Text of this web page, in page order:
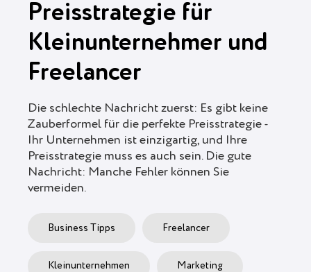
Preisstrategie für
Kleinunternehmer und
Freelancer
Die schlechte Nachricht zuerst: Es gibt keine
Zauberformel für die perfekte Preisstrategie -
Ihr Unternehmen ist einzigartig, und Ihre
Preisstrategie muss es auch sein. Die gute
Nachricht: Manche Fehler können Sie
vermeiden.
Business Tipps Freelancer
Kleinunternehmen Marketing